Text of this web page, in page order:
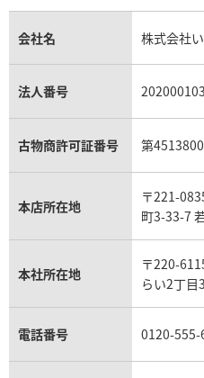
株式会社いーふらん リテー
部
連絡先 〒220-6115 神奈川
2-3-3 クイーンズタワーB１
電話番号 0120-555-600
金貨買取
貴金属買取
銀・シルバー買取
パラジウム買取
トパーズ買取
タンザナイト買取
キャッツアイ買取
アクアマリン買取
パテック フィリップノーチラス
ヴァシュロン・コンスタンタン
オメガ買取
カルティエ買取
フランク ミュラー買取
リシャール・ミル買取
パネライ買取
チューダー（チュードル）買取
シャネル マトラッセ買取
セリーヌ買取
プラダ買取
ショーメ買取
ダミアーニ買取
モーブッサン買取
会社名 株式会社
法人番号
古物商許可証番号 第
本店所在地
〒221-
町3-33-7
本社所在地
〒220-
らい2丁目
電話番号 0120-555-